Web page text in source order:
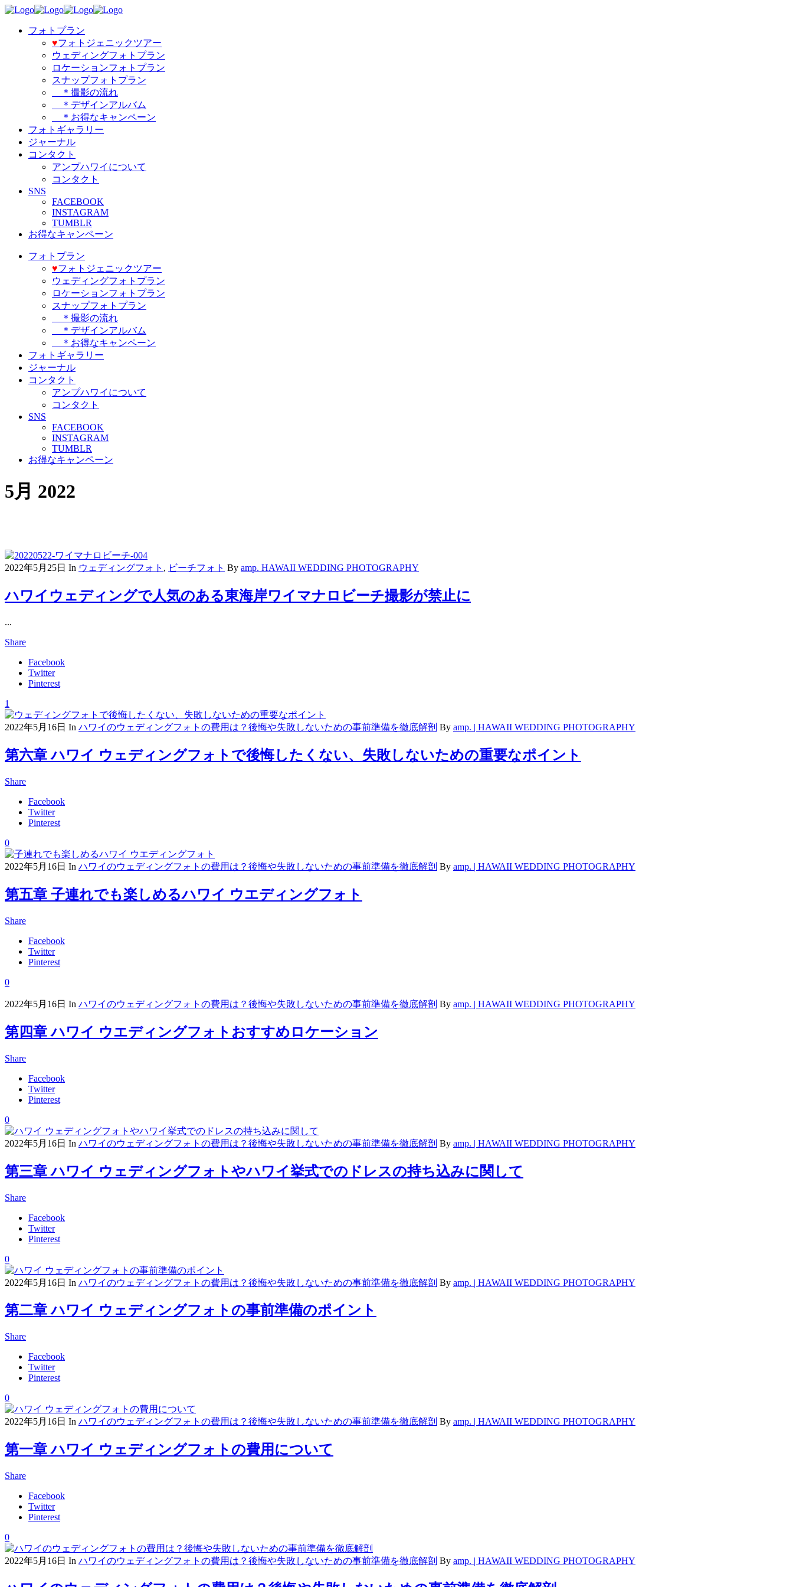
フォトプラン
♥️フォトジェニックツアー
ウェディングフォトプラン
ロケーションフォトプラン
スナップフォトプラン
＊撮影の流れ
＊デザインアルバム
＊お得なキャンペーン
フォトギャラリー
ジャーナル
コンタクト
アンプハワイについて
コンタクト
SNS
FACEBOOK
INSTAGRAM
TUMBLR
お得なキャンペーン
フォトプラン
♥️フォトジェニックツアー
ウェディングフォトプラン
ロケーションフォトプラン
スナップフォトプラン
＊撮影の流れ
＊デザインアルバム
＊お得なキャンペーン
フォトギャラリー
ジャーナル
コンタクト
アンプハワイについて
コンタクト
SNS
FACEBOOK
INSTAGRAM
TUMBLR
お得なキャンペーン
5月 2022
2022年5月25日 In ウェディングフォト , ビーチフォト By amp. HAWAII WEDDING PHOTOGRAPHY
ハワイウェディングで人気のある東海岸ワイマナロビーチ撮影が禁止に
...
Share
Facebook
Twitter
Pinterest
1
2022年5月16日 In ハワイのウェディングフォトの費用は？後悔や失敗しないための事前準備を徹底解剖 By amp. | HAWAII WEDDING PHOTOGRAPHY
第六章 ハワイ ウェディングフォトで後悔したくない、失敗しないための重要なポイント
Share
Facebook
Twitter
Pinterest
0
2022年5月16日 In ハワイのウェディングフォトの費用は？後悔や失敗しないための事前準備を徹底解剖 By amp. | HAWAII WEDDING PHOTOGRAPHY
第五章 子連れでも楽しめるハワイ ウエディングフォト
Share
Facebook
Twitter
Pinterest
0
2022年5月16日 In ハワイのウェディングフォトの費用は？後悔や失敗しないための事前準備を徹底解剖 By amp. | HAWAII WEDDING PHOTOGRAPHY
第四章 ハワイ ウエディングフォトおすすめロケーション
Share
Facebook
Twitter
Pinterest
0
2022年5月16日 In ハワイのウェディングフォトの費用は？後悔や失敗しないための事前準備を徹底解剖 By amp. | HAWAII WEDDING PHOTOGRAPHY
第三章 ハワイ ウェディングフォトやハワイ挙式でのドレスの持ち込みに関して
Share
Facebook
Twitter
Pinterest
0
2022年5月16日 In ハワイのウェディングフォトの費用は？後悔や失敗しないための事前準備を徹底解剖 By amp. | HAWAII WEDDING PHOTOGRAPHY
第二章 ハワイ ウェディングフォトの事前準備のポイント
Share
Facebook
Twitter
Pinterest
0
2022年5月16日 In ハワイのウェディングフォトの費用は？後悔や失敗しないための事前準備を徹底解剖 By amp. | HAWAII WEDDING PHOTOGRAPHY
第一章 ハワイ ウェディングフォトの費用について
Share
Facebook
Twitter
Pinterest
0
2022年5月16日 In ハワイのウェディングフォトの費用は？後悔や失敗しないための事前準備を徹底解剖 By amp. | HAWAII WEDDING PHOTOGRAPHY